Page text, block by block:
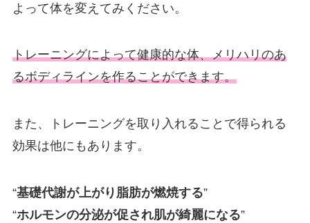
よって体を変えてみください。
トレーニングによって健康的な体、メリハリのあ
るボディラインを作ることができます。
また、トレーニングを取り入れることで得られる
効果は他にもあります。
“基礎代謝が上がり脂肪が燃焼する”
“ホルモンの分泌が促され肌が綺麗になる”